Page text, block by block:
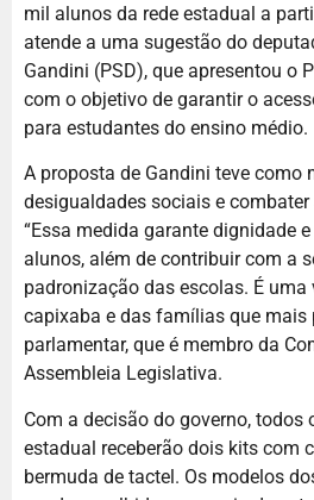
mil alunos da rede estadual a
atende a uma sugestão do
Gandini (PSD), que apresentou o
com o objetivo de garantir o
para estudantes do ensino médio.
A proposta de Gandini teve como
desigualdades sociais e combater
“Essa medida garante dignidade
alunos, além de contribuir com a
padronização das escolas. É
capixaba e das famílias que mais
parlamentar, que é membro da
Assembleia Legislativa.
Com a decisão do governo, todos
estadual receberão dois kits com
bermuda de tactel. Os modelos